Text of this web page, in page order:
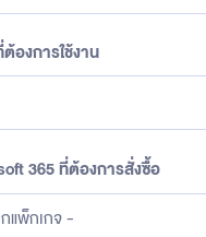
ต้องการใช้งาน
365 ที่ต้องการสั่งซื้อ